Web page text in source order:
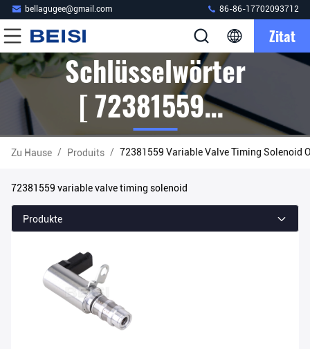
bellagugee@gmail.com 86-86-17702093712
Zitat
Schlüsselwörter
[ 72381559
Variable Valve
Timing Solenoid
] Passen 1
Produits
Zu Hause / Produits / 72381559 Variable Valve Timing Solenoid
72381559 variable valve timing solenoid
Produkte